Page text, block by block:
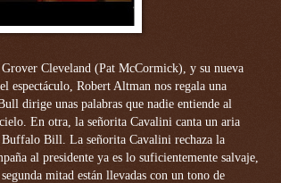
Cleveland (Pat McCormick), y su nueva
espectáculo, Robert Altman nos regala una
dirige unas palabras que nadie entiende al
En otra, la señorita Cavalini canta un aria
Bill. La señorita Cavalini rechaza la
al presidente ya es lo suficientemente salvaje,
mitad están llevadas con un tono de